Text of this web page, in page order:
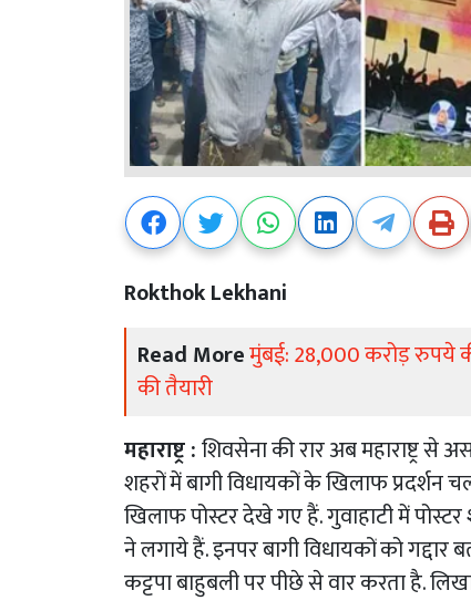
Rokthok Lekhani
Read Moreमुंबई: 28,000 करोड़ रुपये
की तैयारी
महाराष्ट्र :शिवसेना की रार अब महाराष्ट्र
शहरों में बागी विधायकों के खिलाफ प्रदर्शन
खिलाफ पोस्टर देखे गए हैं. गुवाहाटी में पोस्टर
ने लगाये हैं. इनपर बागी विधायकों को
कट्टपा बाहुबली पर पीछे से वार करता है.